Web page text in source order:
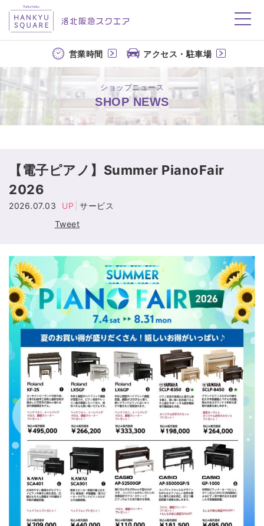
洛北阪急スクエア
営業時間 アクセス・駐車場
ショップニュース
SHOP NEWS
【電子ピアノ】Summer PianoFair
2026
2026.07.03 UP
サービス
Tweet